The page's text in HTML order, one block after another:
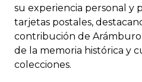
su experiencia personal y
tarjetas postales,
contribución de Arámburo
de la memoria histórica y
colecciones.